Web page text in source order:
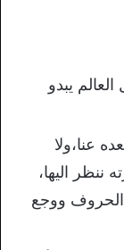
يبدو
عنا،ولا
ننظر اليها،
الحروف ووجع